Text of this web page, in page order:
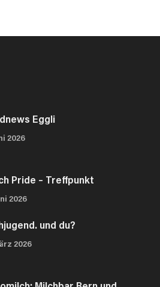
Eggli
2026
Pride – Treffpunkt
2026
und du?
2026